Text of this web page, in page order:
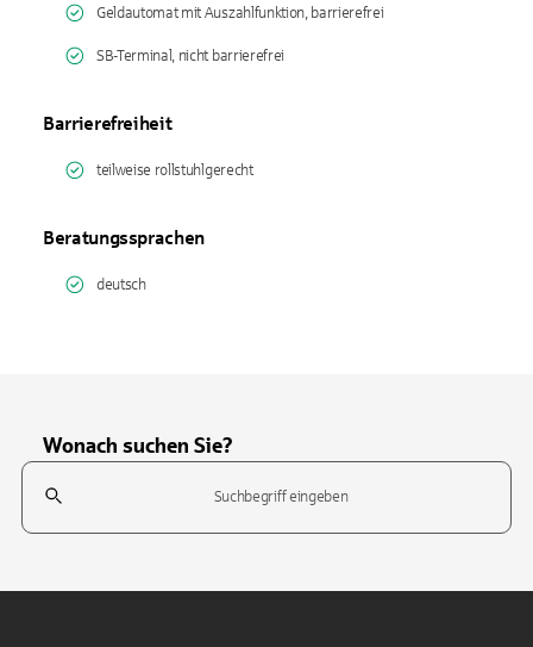
Geldautomat mit Auszahlfunktion, barrierefrei
SB-Terminal, nicht barrierefrei
Barrierefreiheit
teilweise rollstuhlgerecht
Beratungssprachen
deutsch
Wonach suchen Sie?
Suchfeld